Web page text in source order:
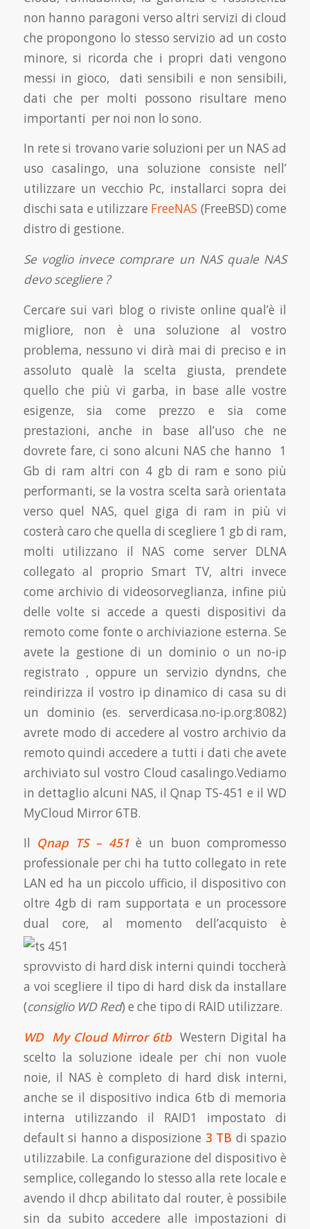
non hanno paragoni verso altri servizi di cloud
che propongono lo stesso servizio ad un costo
minore, si ricorda che i propri dati vengono
messi in gioco, dati sensibili e non sensibili,
dati che per molti possono risultare meno
importanti per noi non lo sono.
In rete si trovano varie soluzioni per un NAS ad
uso casalingo, una soluzione consiste nell’
utilizzare un vecchio Pc, installarci sopra dei
dischi sata e utilizzare FreeNAS (FreeBSD) come
distro di gestione.
Se voglio invece comprare un NAS quale NAS
devo scegliere ?
Cercare sui vari blog o riviste online qual’è il
migliore, non è una soluzione al vostro
problema, nessuno vi dirà mai di preciso e in
assoluto qualè la scelta giusta, prendete
quello che più vi garba, in base alle vostre
esigenze, sia come prezzo e sia come
prestazioni, anche in base all’uso che ne
dovrete fare, ci sono alcuni NAS che hanno 1
Gb di ram altri con 4 gb di ram e sono più
performanti, se la vostra scelta sarà orientata
verso quel NAS, quel giga di ram in più vi
costerà caro che quella di scegliere 1 gb di ram,
molti utilizzano il NAS come server DLNA
collegato al proprio Smart TV, altri invece
come archivio di videosorveglianza, infine più
delle volte si accede a questi dispositivi da
remoto come fonte o archiviazione esterna. Se
avete la gestione di un dominio o un no-ip
registrato , oppure un servizio dyndns, che
reindirizza il vostro ip dinamico di casa su di
un dominio (es. serverdicasa.no-ip.org:8082)
avrete modo di accedere al vostro archivio da
remoto quindi accedere a tutti i dati che avete
archiviato sul vostro Cloud casalingo.Vediamo
in dettaglio alcuni NAS, il Qnap TS-451 e il WD
MyCloud Mirror 6TB.
Il Qnap TS – 451è un buon compromesso
professionale per chi ha tutto collegato in rete
LAN ed ha un piccolo ufficio, il dispositivo con
oltre 4gb di ram supportata e un processore
dual core, al momento dell’acquisto è
sprovvisto di hard disk interni quindi toccherà
a voi scegliere il tipo di hard disk da installare
(consiglio WD Red) e che tipo di RAID utilizzare.
WD My Cloud Mirror 6tbWestern Digital ha
scelto la soluzione ideale per chi non vuole
noie, il NAS è completo di hard disk interni,
anche se il dispositivo indica 6tb di memoria
interna utilizzando il RAID1 impostato di
default si hanno a disposizione 3 TB di spazio
utilizzabile. La configurazione del dispositivo è
semplice, collegando lo stesso alla rete locale e
avendo il dhcp abilitato dal router, è possibile
sin da subito accedere alle impostazioni di